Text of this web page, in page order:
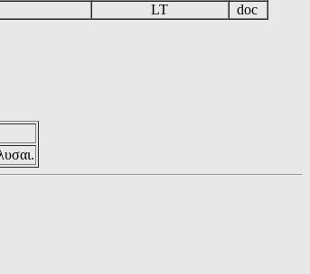
LT doc